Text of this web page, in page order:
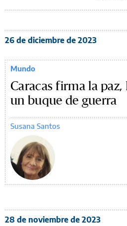
26 de diciembre de 2023
Mundo
Caracas firma la
un buque de guerra
Susana Santos
28 de noviembre de 2023